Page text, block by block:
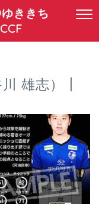
ききち
雄志）┃